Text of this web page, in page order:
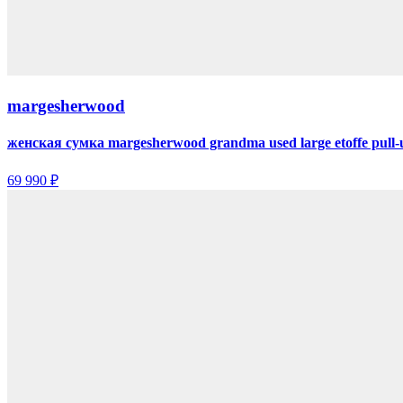
margesherwood
женская сумка margesherwood grandma used large etoffe pull-
69 990 ₽